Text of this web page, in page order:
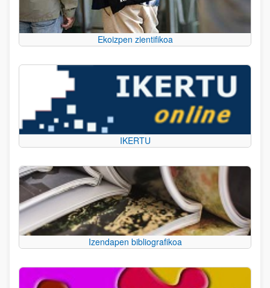
Ekoizpen zientifikoa
IKERTU
Izendapen bibliografikoa